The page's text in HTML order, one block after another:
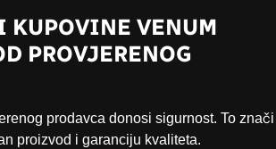
KUPOVINE VENUM
PROVJERENOG
prodavca donosi sigurnost. To znači
proizvod i garanciju kvaliteta.